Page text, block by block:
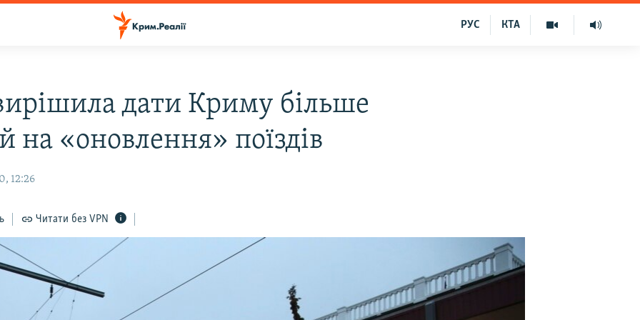
КТА
РУС
дати Криму більше
на «оновлення» поїздів
12:26
Читати без VPN